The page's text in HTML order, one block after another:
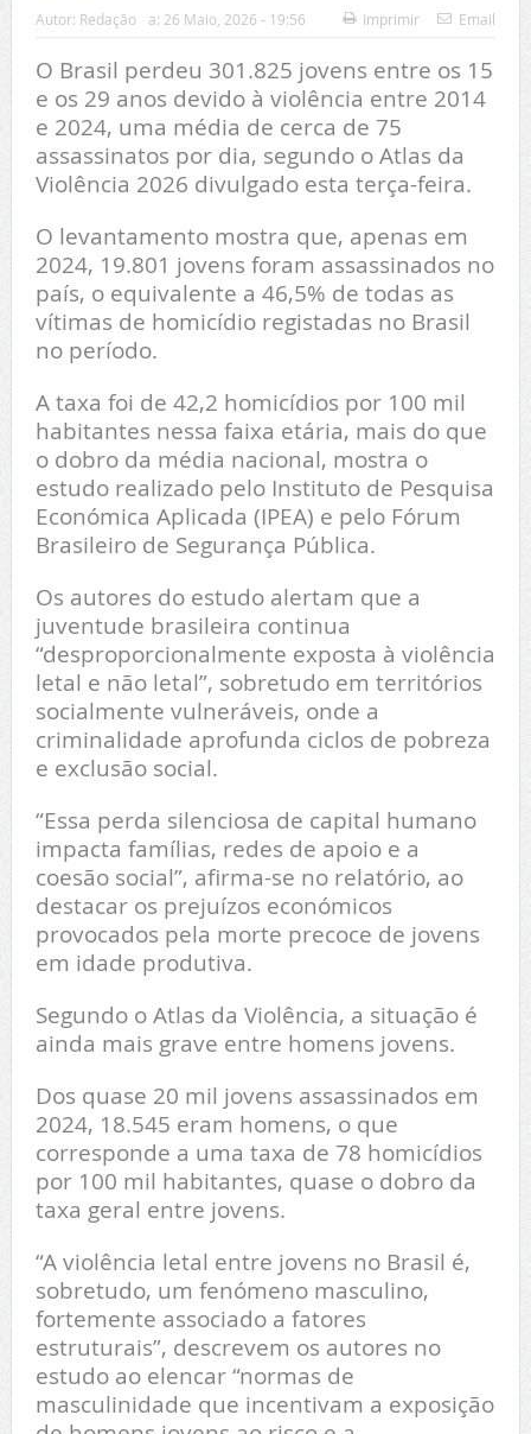
Autor: Redação a: 26 Maio, 2026 - 19:56 Imprimir Email
O Brasil perdeu 301.825 jovens entre os 15
e os 29 anos devido à violência entre 2014
e 2024, uma média de cerca de 75
assassinatos por dia, segundo o Atlas da
Violência 2026 divulgado esta terça-feira.
O levantamento mostra que, apenas em
2024, 19.801 jovens foram assassinados no
país, o equivalente a 46,5% de todas as
vítimas de homicídio registadas no Brasil
no período.
A taxa foi de 42,2 homicídios por 100 mil
habitantes nessa faixa etária, mais do que
o dobro da média nacional, mostra o
estudo realizado pelo Instituto de Pesquisa
Económica Aplicada (IPEA) e pelo Fórum
Brasileiro de Segurança Pública.
Os autores do estudo alertam que a
juventude brasileira continua
“desproporcionalmente exposta à violência
letal e não letal”, sobretudo em territórios
socialmente vulneráveis, onde a
criminalidade aprofunda ciclos de pobreza
e exclusão social.
“Essa perda silenciosa de capital humano
impacta famílias, redes de apoio e a
coesão social”, afirma-se no relatório, ao
destacar os prejuízos económicos
provocados pela morte precoce de jovens
em idade produtiva.
Segundo o Atlas da Violência, a situação é
ainda mais grave entre homens jovens.
Dos quase 20 mil jovens assassinados em
2024, 18.545 eram homens, o que
corresponde a uma taxa de 78 homicídios
por 100 mil habitantes, quase o dobro da
taxa geral entre jovens.
“A violência letal entre jovens no Brasil é,
sobretudo, um fenómeno masculino,
fortemente associado a fatores
estruturais”, descrevem os autores no
estudo ao elencar “normas de
masculinidade que incentivam a exposição